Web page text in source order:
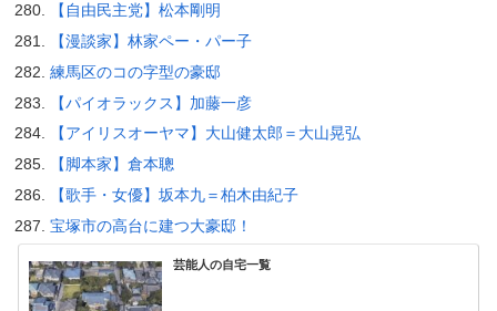
【自由民主党】松本剛明
【漫談家】林家ペー・パー子
練馬区のコの字型の豪邸
【パイオラックス】加藤一彦
【アイリスオーヤマ】大山健太郎＝大山晃弘
【脚本家】倉本聰
【歌手・女優】坂本九＝柏木由紀子
宝塚市の高台に建つ大豪邸！
芸能人の自宅一覧